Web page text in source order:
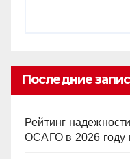
Последние
Рейтинг
ОСАГО в 2026 году